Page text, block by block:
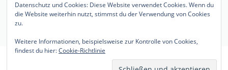
© COPYRIGHT BAD GODESBERGER PERSPEKTIVEN
Datenschutz und Cookies: Diese Website verwendet Cookies. Wenn du
die Website weiterhin nutzt, stimmst du der Verwendung von Cookies
zu.
Weitere Informationen, beispielsweise zur Kontrolle von Cookies,
findest du hier:Cookie-Richtlinie